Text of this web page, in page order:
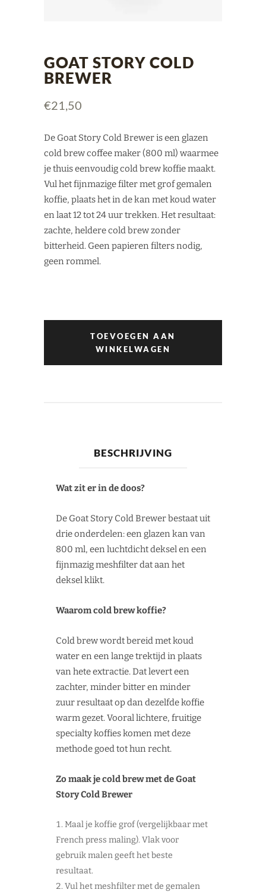
GOAT STORY COLD
BREWER
€21,50
De Goat Story Cold Brewer is een glazen
cold brew coffee maker (800 ml) waarmee
je thuis eenvoudig cold brew koffie maakt.
Vul het fijnmazige filter met grof gemalen
koffie, plaats het in de kan met koud water
en laat 12 tot 24 uur trekken. Het resultaat:
zachte, heldere cold brew zonder
bitterheid. Geen papieren filters nodig,
geen rommel.
TOEVOEGEN AAN
WINKELWAGEN
BESCHRIJVING
Wat zit er in de doos?
De Goat Story Cold Brewer bestaat uit
drie onderdelen: een glazen kan van
800 ml, een luchtdicht deksel en een
fijnmazig meshfilter dat aan het
deksel klikt.
Waarom cold brew koffie?
Cold brew wordt bereid met koud
water en een lange trektijd in plaats
van hete extractie. Dat levert een
zachter, minder bitter en minder
zuur resultaat op dan dezelfde koffie
warm gezet. Vooral lichtere, fruitige
specialty koffies komen met deze
methode goed tot hun recht.
Zo maak je cold brew met de Goat
Story Cold Brewer
Maal je koffie grof (vergelijkbaar met
French press maling). Vlak voor
gebruik malen geeft het beste
resultaat.
Vul het meshfilter met de gemalen